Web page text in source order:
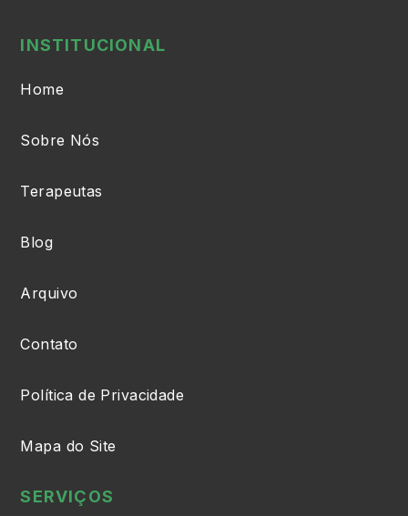
INSTITUCIONAL
Home
Sobre Nós
Terapeutas
Blog
Arquivo
Contato
Política de Privacidade
Mapa do Site
SERVIÇOS